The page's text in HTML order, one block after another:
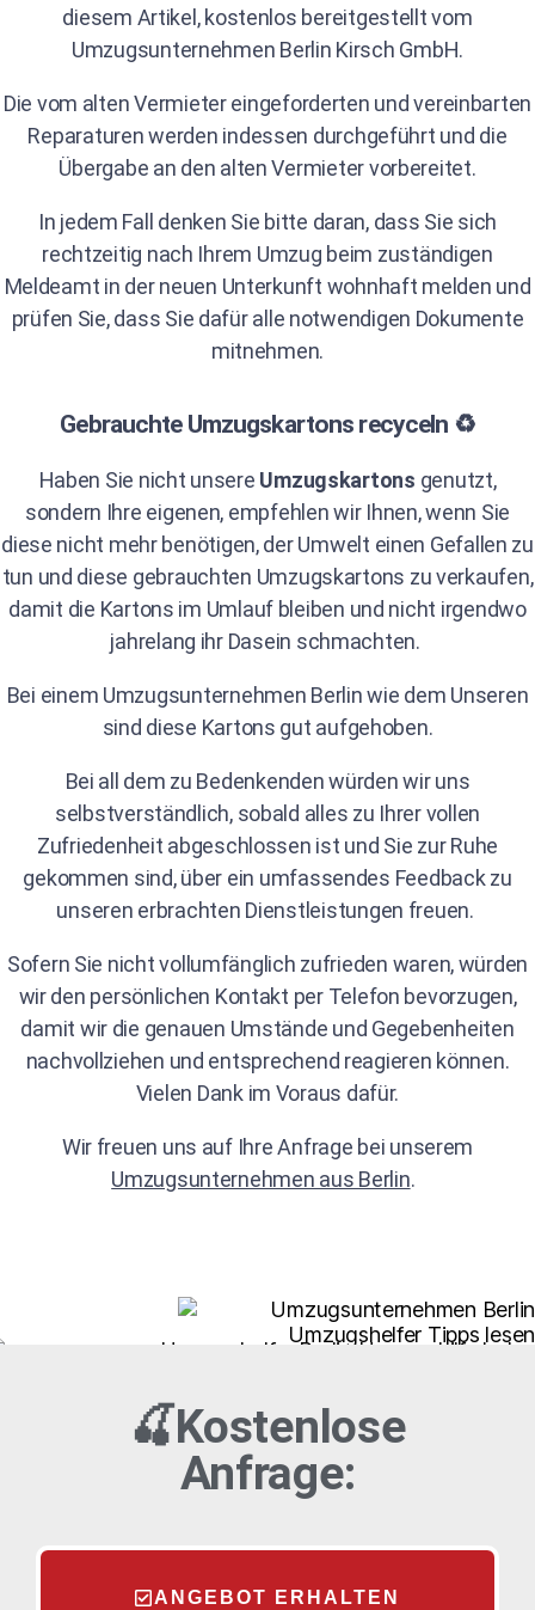
diesem Artikel, kostenlos bereitgestellt vom
Umzugsunternehmen Berlin Kirsch GmbH.
Die vom alten Vermieter eingeforderten und vereinbarten
Reparaturen werden indessen durchgeführt und die
Übergabe an den alten Vermieter vorbereitet.
In jedem Fall denken Sie bitte daran, dass Sie sich
rechtzeitig nach Ihrem Umzug beim zuständigen
Meldeamt in der neuen Unterkunft wohnhaft melden und
prüfen Sie, dass Sie dafür alle notwendigen Dokumente
mitnehmen.
Gebrauchte Umzugskartons recyceln ♻️
Haben Sie nicht unsere Umzugskartons genutzt,
sondern Ihre eigenen, empfehlen wir Ihnen, wenn Sie
diese nicht mehr benötigen, der Umwelt einen Gefallen zu
tun und diese gebrauchten Umzugskartons zu verkaufen,
damit die Kartons im Umlauf bleiben und nicht irgendwo
jahrelang ihr Dasein schmachten.
Bei einem Umzugsunternehmen Berlin wie dem Unseren
sind diese Kartons gut aufgehoben.
Bei all dem zu Bedenkenden würden wir uns
selbstverständlich, sobald alles zu Ihrer vollen
Zufriedenheit abgeschlossen ist und Sie zur Ruhe
gekommen sind, über ein umfassendes Feedback zu
unseren erbrachten Dienstleistungen freuen.
Sofern Sie nicht vollumfänglich zufrieden waren, würden
wir den persönlichen Kontakt per Telefon bevorzugen,
damit wir die genauen Umstände und Gegebenheiten
nachvollziehen und entsprechend reagieren können.
Vielen Dank im Voraus dafür.
Wir freuen uns auf Ihre Anfrage bei unserem
Umzugsunternehmen aus Berlin.
🍒Kostenlose
Anfrage:
ANGEBOT ERHALTEN